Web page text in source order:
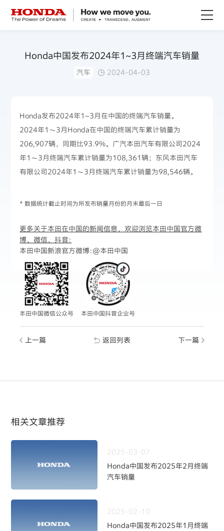
赛事运动
Honda中国发布2024年1~3月终端汽车销量
汽车 2024-04-03
Honda发布2024年1~3月在中国的终端汽车销量。
2024年1～3月Honda在中国的终端汽车累计销量为
206,907辆，同期比93.9%。广汽本田汽车有限公司2024
年1～3月终端汽车累计销量为108,361辆；东风本田汽车
有限公司2024年1～3月终端汽车累计销量为98,546辆。
* 数据统计截止时间为所发布销量月份的月末最后一日
更多关于本田在中国的新闻信息，欢迎浏览本田中国官方微
博、微信、抖音:
本田中国新浪官方微博:@本田中国
本田中国微信公众号 本田中国抖音企业号
上一篇 返回列表 下一篇
相关文章推荐
2025-03-07
Honda中国发布2025年2月终端
汽车销量
2025-02-10
Honda中国发布2025年1月终端